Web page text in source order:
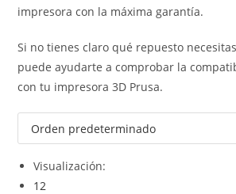
impresora con la máxima garantía.
Si no tienes claro qué repuesto
puede ayudarte a comprobar la
con tu impresora 3D Prusa.
Visualización:
12